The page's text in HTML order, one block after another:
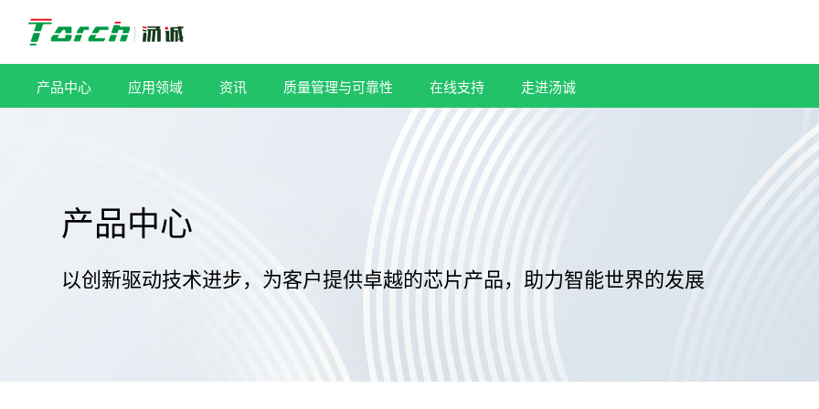
跳
过
内
产品中心 应用领域 资讯 质量管理与可靠性 在线支持 走进汤诚
产品中心
以创新驱动技术进步，为客户提供卓越的芯片产品，助力智能世界的发展